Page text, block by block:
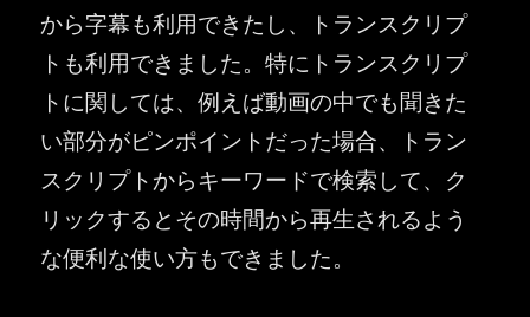
から字幕も利用できたし、トランスクリプ
トも利用できました。特にトランスクリプ
トに関しては、例えば動画の中でも聞きた
い部分がピンポイントだった場合、トラン
スクリプトからキーワードで検索して、ク
リックするとその時間から再生されるよう
な便利な使い方もできました。